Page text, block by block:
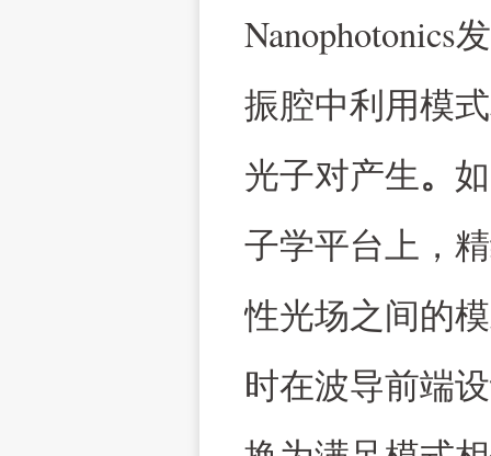
Nanophotonics
振腔中利用模
光子对产生。
子学平台上，
性光场之间的
时在波导前端